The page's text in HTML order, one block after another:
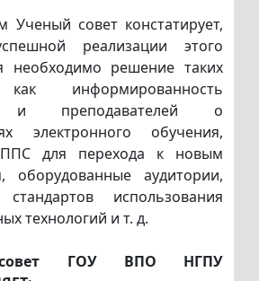
Ученый совет констатирует,
реализации этого
необходимо решение таких
информированность
и преподавателей о
электронного обучения,
для перехода к новым
оборудованные аудитории,
стандартов использования
технологий и т. д.
ГОУ ВПО НГПУ